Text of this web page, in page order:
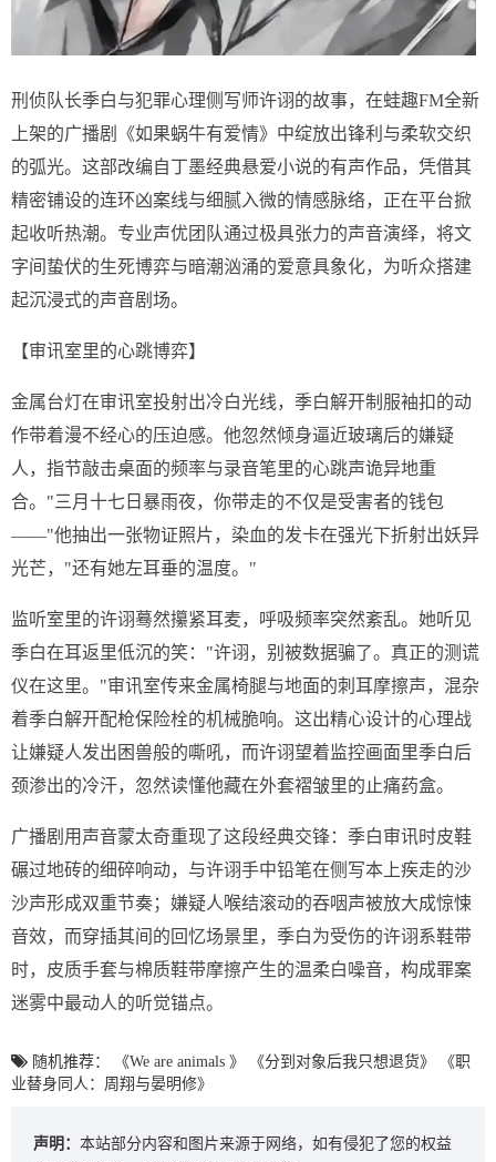
刑侦队长季白与犯罪心理侧写师许诩的故事，在蛙趣FM全新
上架的广播剧《如果蜗牛有爱情》中绽放出锋利与柔软交织
的弧光。这部改编自丁墨经典悬爱小说的有声作品，凭借其
精密铺设的连环凶案线与细腻入微的情感脉络，正在平台掀
起收听热潮。专业声优团队通过极具张力的声音演绎，将文
字间蛰伏的生死博弈与暗潮汹涌的爱意具象化，为听众搭建
起沉浸式的声音剧场。
【审讯室里的心跳博弈】
金属台灯在审讯室投射出冷白光线，季白解开制服袖扣的动
作带着漫不经心的压迫感。他忽然倾身逼近玻璃后的嫌疑
人，指节敲击桌面的频率与录音笔里的心跳声诡异地重
合。"三月十七日暴雨夜，你带走的不仅是受害者的钱包
——"他抽出一张物证照片，染血的发卡在强光下折射出妖异
光芒，"还有她左耳垂的温度。"
监听室里的许诩蓦然攥紧耳麦，呼吸频率突然紊乱。她听见
季白在耳返里低沉的笑："许诩，别被数据骗了。真正的测谎
仪在这里。"审讯室传来金属椅腿与地面的刺耳摩擦声，混杂
着季白解开配枪保险栓的机械脆响。这出精心设计的心理战
让嫌疑人发出困兽般的嘶吼，而许诩望着监控画面里季白后
颈渗出的冷汗，忽然读懂他藏在外套褶皱里的止痛药盒。
广播剧用声音蒙太奇重现了这段经典交锋：季白审讯时皮鞋
碾过地砖的细碎响动，与许诩手中铅笔在侧写本上疾走的沙
沙声形成双重节奏；嫌疑人喉结滚动的吞咽声被放大成惊悚
音效，而穿插其间的回忆场景里，季白为受伤的许诩系鞋带
时，皮质手套与棉质鞋带摩擦产生的温柔白噪音，构成罪案
迷雾中最动人的听觉锚点。
随机推荐： 《We are animals 》 《分到对象后我只想退货》
《职
业替身同人：周翔与晏明修》
声明： 本站部分内容和图片来源于网络，如有侵犯了您的权益